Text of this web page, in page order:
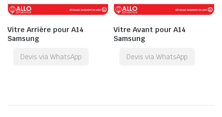
Vitre Arrière pour A14
Samsung
Devis via WhatsApp
Vitre Avant pour A14
Samsung
Devis via WhatsApp